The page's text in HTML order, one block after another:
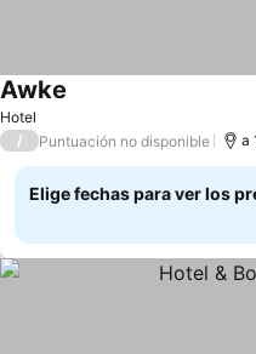
Hotel
Awke
/ Puntuación no disponible a
Elige fechas para ver los